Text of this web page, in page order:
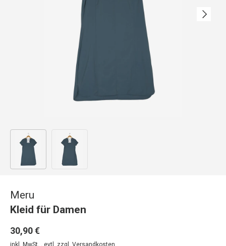
Nächste
Bild 1 in Galerieansicht laden
Meru
Kleid für Damen
30,90 €
inkl. MwSt. , evtl. zzgl. Versandkosten